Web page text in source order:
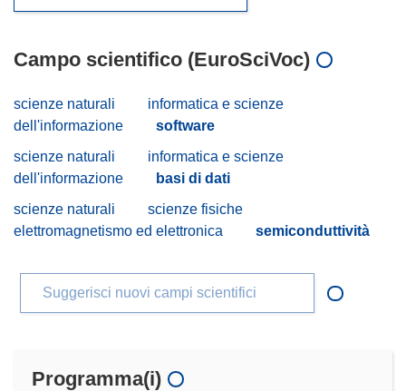
Campo scientifico (EuroSciVoc)
scienze naturali
informatica e scienze
dell'informazione
software
scienze naturali
informatica e scienze
dell'informazione
basi di dati
scienze naturali
scienze fisiche
elettromagnetismo ed elettronica
semiconduttività
Suggerisci nuovi campi scientifici
Programma(i)